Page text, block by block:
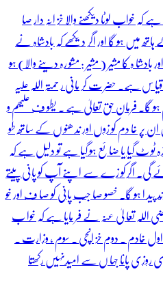
خواب لوٹا دیکھنے والا خز انہ دار صا
میں ہو گا اور اگر دیکھے کہ بادشاہ نے
ہ کا مشیر ( مشیر : مشو رہ دینے والا) ہو
س ہے۔ حضر ت کر مانی ر حمتہ اللہ علیہ
گا۔ فرمان حق تعالیٰ ہے ۔ یطو ف علیھم و
پر خا دم کو زوں اور ند ھنو ں کے ساتھ طو
ٹ گیا یا ضا ئع ہو گیا ہے تو دلیل ہے کہ
گی۔ اگرکو زے سے اپنے آپ کو پانی پیتے
ا ہو گا۔ خصو صا جب پانی کو صا ف اور خو
تعا لیٰ عنہ نے فر مایا ہے کہ خوا ب
خادم ۔ دوم خز انچی ۔ سوم ، وزارت ۔
روزی پانا جہا ں سے امیدنہیں رکھتا